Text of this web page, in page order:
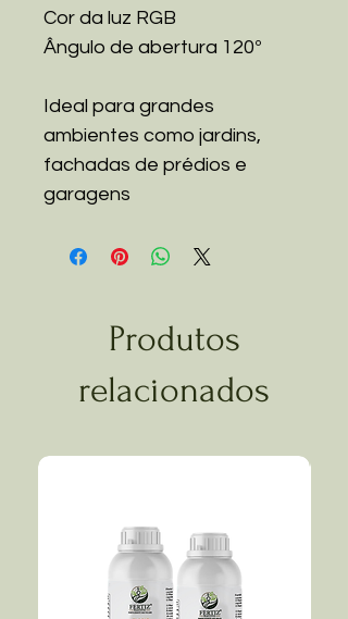
Cor da luz RGB
Ângulo de abertura 120º
Ideal para grandes
ambientes como jardins,
fachadas de prédios e
garagens
Produtos
relacionados